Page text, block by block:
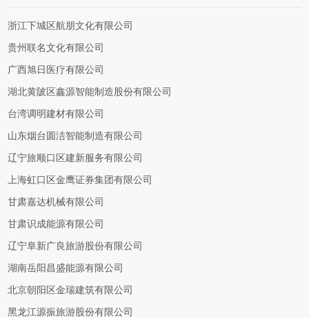
浙江下城区航朋文化有限公司
贵州联名文化有限公司
广西旭日医疗有限公司
湖北黄陂区鑫源智能制造股份有限公司
台湾调明建材有限公司
山东烟台圆洁智能制造有限公司
辽宁旅顺口区建新服务有限公司
上海虹口区金鹰证券集团有限公司
甘肃嘉达机械有限公司
甘肃识成能源有限公司
辽宁阜新广良旅游股份有限公司
湖南岳阳昌盛能源有限公司
北京朝阳区金瑞建筑有限公司
黑龙江源振旅游股份有限公司